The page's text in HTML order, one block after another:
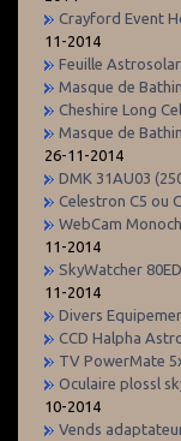
Crayford Event
11-2014
Feuille
Masque de
Cheshire Long
Masque de
26-11-2014
DMK 31AU03
Celestron C5 ou
WebCam
11-2014
SkyWatcher
11-2014
Divers
CCD Halpha
TV PowerMate
Oculaire plossl
10-2014
Vends